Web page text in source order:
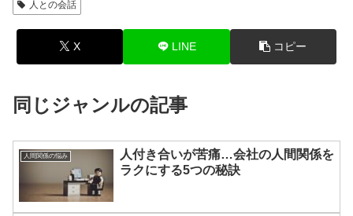
人との会話
X LINE コピー
同じジャンルの記事
人間関係の悩み
人付き合いが苦痛…会社の人間関係を
ラクにする5つの秘訣